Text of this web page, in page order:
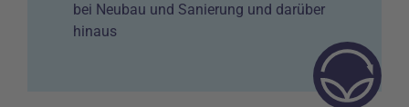
bei Neubau und Sanierung und darüber
hinaus